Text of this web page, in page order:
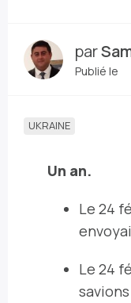
par
Publié le
UKRAINE
Un an.
Le 24
Le 24